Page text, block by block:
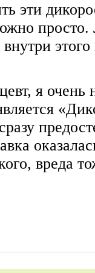
эти
я очень
вреда